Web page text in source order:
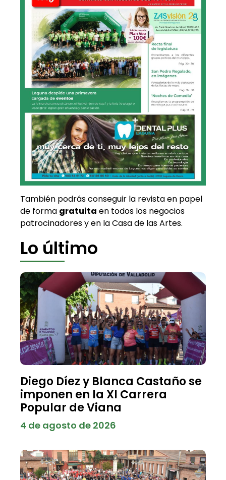
También podrás conseguir la revista en papel
de forma gratuita en todos los negocios
patrocinadores y en la Casa de las Artes.
Lo último
Diego Díez y Blanca Castaño se
imponen en la XI Carrera
Popular de Viana
4 de agosto de 2026